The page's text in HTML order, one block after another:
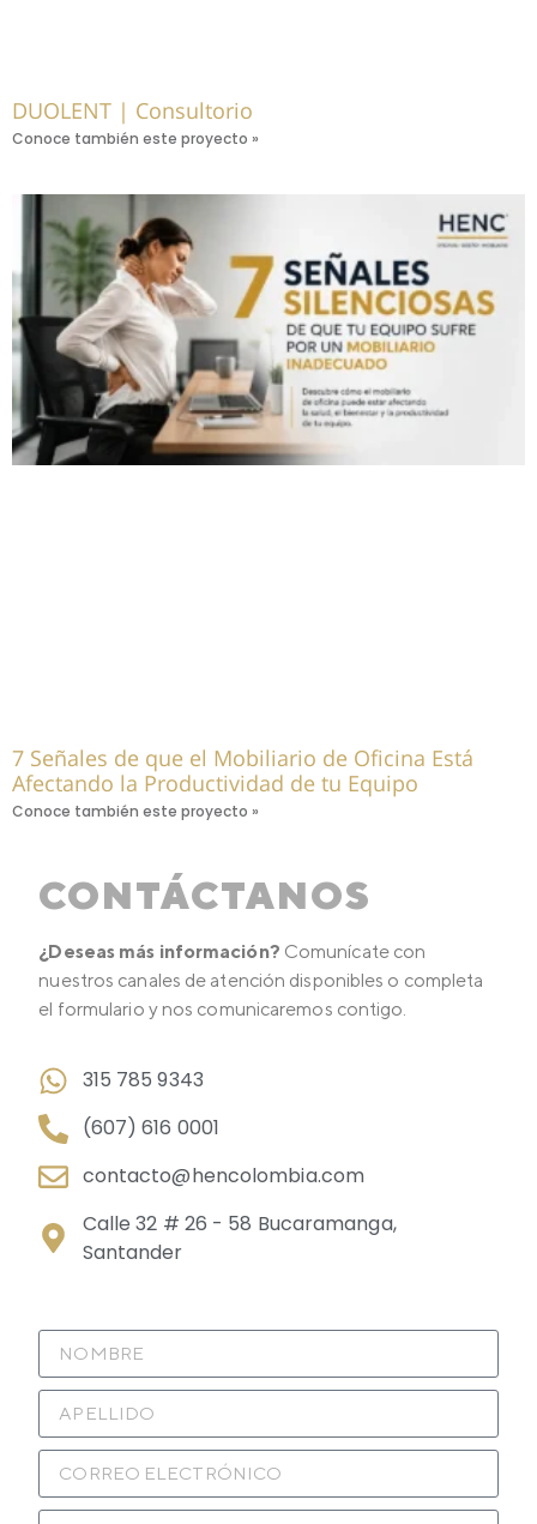
DUOLENT | Consultorio
Conoce también este proyecto »
7 Señales de que el Mobiliario de Oficina Está
Afectando la Productividad de tu Equipo
Conoce también este proyecto »
CONTÁCTANOS
¿Deseas más información? Comunícate con
nuestros canales de atención disponibles o completa
el formulario y nos comunicaremos contigo.
315 785 9343
(607) 616 0001
contacto@hencolombia.com
Calle 32 # 26 - 58 Bucaramanga,
Santander